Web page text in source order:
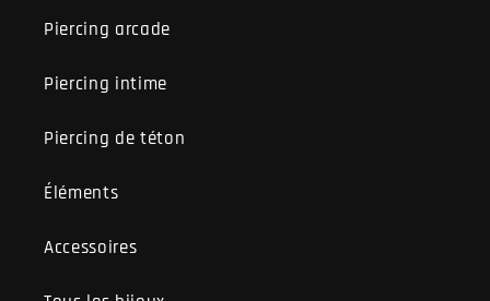
Piercing arcade
Piercing intime
Piercing de téton
Éléments
Accessoires